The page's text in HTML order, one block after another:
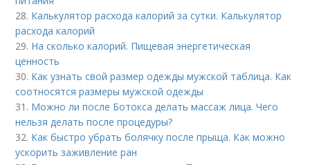
28. Калькулятор расхода калорий за сутки. Калькулятор
расхода калорий
29. На сколько калорий. Пищевая энергетическая
ценность
30. Как узнать свой размер одежды мужской таблица. Как
соотносятся размеры мужской одежды
31. Можно ли после Ботокса делать массаж лица. Чего
нельзя делать после процедуры?
32. Как быстро убрать болячку после прыща. Как можно
ускорить заживление ран